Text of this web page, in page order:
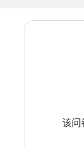
该问